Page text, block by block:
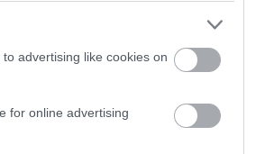
advertising like cookies on
for online advertising
1970 -Company
1973 -A Little Night Music
1979-Sweeney Todd